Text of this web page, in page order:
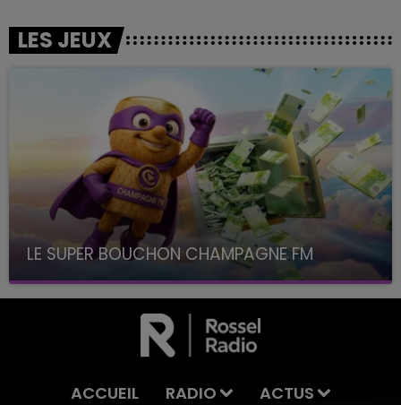
LES JEUX
LE SUPER BOUCHON CHAMPAGNE FM
avec La Famille Champagne FM, à 8H10
ACCUEIL RADIO
ACTUS